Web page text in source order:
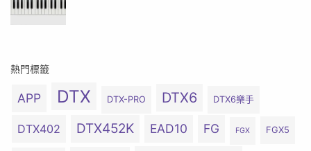
熱門標籤
APP DTX DTX-PRO DTX6 DTX6樂手
DTX402 DTX452K EAD10 FG FGX FGX5